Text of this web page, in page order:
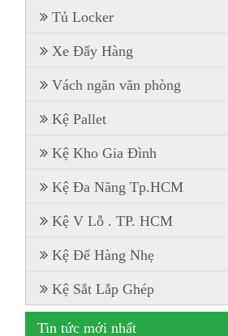
Tủ Locker
Xe Đẩy Hàng
Vách ngăn văn phòng
Kệ Pallet
Kệ Kho Gia Đình
Kệ Đa Năng Tp.HCM
Kệ V Lỗ . TP. HCM
Kệ Để Hàng Nhẹ
Kệ Sắt Lắp Ghép
Tin tức mới nhất